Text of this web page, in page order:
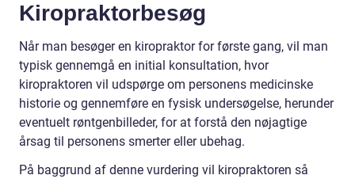
Kiropraktorbesøg
Når man besøger en kiropraktor for første gang, vil man
typisk gennemgå en initial konsultation, hvor
kiropraktoren vil udspørge om personens medicinske
historie og gennemføre en fysisk undersøgelse, herunder
eventuelt røntgenbilleder, for at forstå den nøjagtige
årsag til personens smerter eller ubehag.
På baggrund af denne vurdering vil kiropraktoren så